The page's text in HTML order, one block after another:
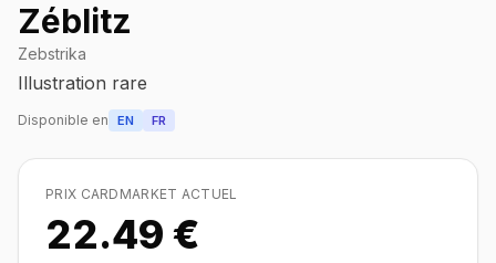
Zéblitz
Zebstrika
Illustration rare
Disponible en EN FR
PRIX CARDMARKET ACTUEL
22.49 €